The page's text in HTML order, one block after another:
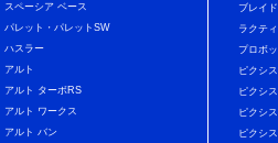
スペーシア ベース
パレット・パレットSW
ハスラー
アルト
アルト ターボRS
アルト ワークス
アルト バン
ブレイド
ラクテ
プロボ
ピクシ
ピクシ
ピクシ
ピクシ